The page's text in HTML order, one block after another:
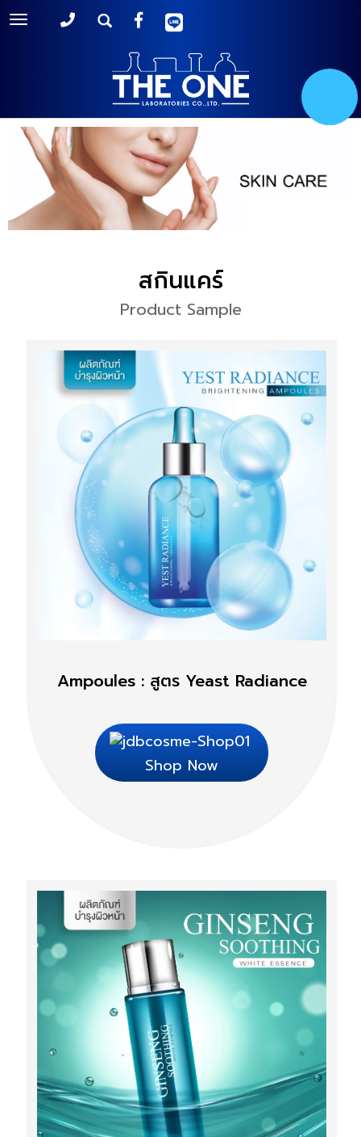
Toggle
สกินแคร์
Product Sample
Ampoules : สูตร Yeast Radiance
Shop Now